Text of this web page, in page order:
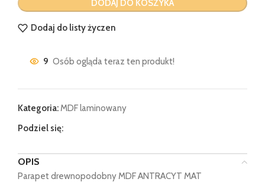
DODAJ DO KOSZYKA
Dodaj do listy życzen
9 Osób ogląda teraz ten produkt!
Kategoria:MDF laminowany
Podziel się:
OPIS
Parapet drewnopodobny MDF ANTRACYT MAT